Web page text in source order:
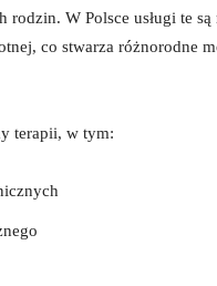
W Polsce usługi te
co stwarza różnorodne
terapii, w tym: